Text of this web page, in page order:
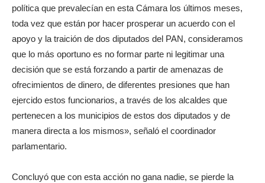
política que prevalecían en esta Cámara los últimos meses,
toda vez que están por hacer prosperar un acuerdo con el
apoyo y la traición de dos diputados del PAN, consideramos
que lo más oportuno es no formar parte ni legitimar una
decisión que se está forzando a partir de amenazas de
ofrecimientos de dinero, de diferentes presiones que han
ejercido estos funcionarios, a través de los alcaldes que
pertenecen a los municipios de estos dos diputados y de
manera directa a los mismos», señaló el coordinador
parlamentario.
Concluyó que con esta acción no gana nadie, se pierde la